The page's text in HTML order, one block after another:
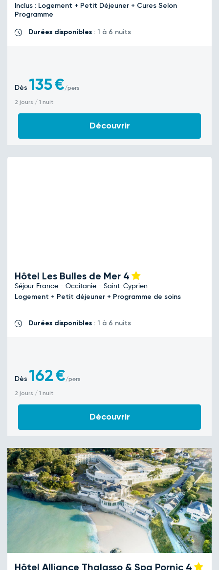
Inclus : Logement + Petit Déjeuner + Cures Selon
Programme
Durées disponibles : 1 à 6 nuits
Dès 135€/pers
2 jours / 1 nuit
Découvrir
Hôtel Les Bulles de Mer 4
Séjour France - Occitanie - Saint-Cyprien
Logement + Petit déjeuner + Programme de soins
Durées disponibles : 1 à 6 nuits
Dès 162€/pers
2 jours / 1 nuit
Découvrir
Hôtel Alliance Thalasso & Spa Pornic 4